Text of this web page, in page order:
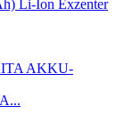
Li-Ion Exzenter